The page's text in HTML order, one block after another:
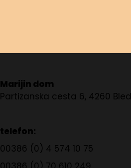
Marijin dom
Partizanska cesta 6, 4260 Bled
telefon:
00386 (0) 4 574 10 75